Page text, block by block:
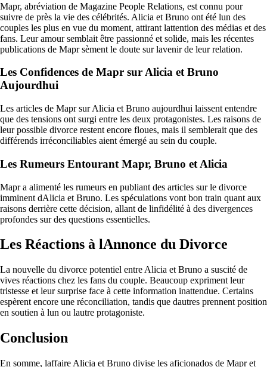
Mapr, abréviation de Magazine People Relations, est connu pour
suivre de près la vie des célébrités. Alicia et Bruno ont été lun des
couples les plus en vue du moment, attirant lattention des médias et des
fans. Leur amour semblait être passionné et solide, mais les récentes
publications de Mapr sèment le doute sur lavenir de leur relation.
Les Confidences de Mapr sur Alicia et Bruno
Aujourdhui
Les articles de Mapr sur Alicia et Bruno aujourdhui laissent entendre
que des tensions ont surgi entre les deux protagonistes. Les raisons de
leur possible divorce restent encore floues, mais il semblerait que des
différends irréconciliables aient émergé au sein du couple.
Les Rumeurs Entourant Mapr, Bruno et Alicia
Mapr a alimenté les rumeurs en publiant des articles sur le divorce
imminent dAlicia et Bruno. Les spéculations vont bon train quant aux
raisons derrière cette décision, allant de linfidélité à des divergences
profondes sur des questions essentielles.
Les Réactions à lAnnonce du Divorce
La nouvelle du divorce potentiel entre Alicia et Bruno a suscité de
vives réactions chez les fans du couple. Beaucoup expriment leur
tristesse et leur surprise face à cette information inattendue. Certains
espèrent encore une réconciliation, tandis que dautres prennent position
en soutien à lun ou lautre protagoniste.
Conclusion
En somme, laffaire Alicia et Bruno divise les aficionados de Mapr et